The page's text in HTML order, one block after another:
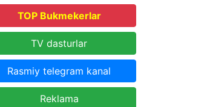
TOP Bukmekerlar
TV dasturlar
Rasmiy telegram kanal
Reklama